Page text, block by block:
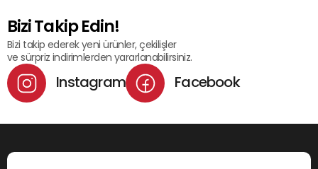
Bizi Takip Edin!
Bizi takip ederek yeni ürünler, çekilişler
ve sürpriz indirimlerden yararlanabilirsiniz.
Instagram Facebook